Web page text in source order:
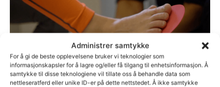
Administrer samtykke
For å gi de beste opplevelsene bruker vi teknologier som
informasjonskapsler for å lagre og/eller få tilgang til enhetsinformasjon. Å
samtykke til disse teknologiene vil tillate oss å behandle data som
nettleseratferd eller unike ID-er på dette nettstedet. Å ikke samtykke